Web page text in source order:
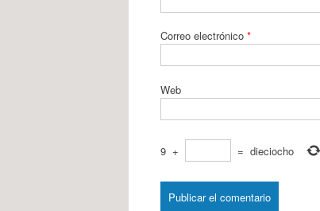
Correo electrónico *
Web
9 + = dieciocho